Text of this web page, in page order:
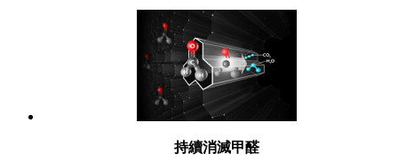
持續消滅甲醛